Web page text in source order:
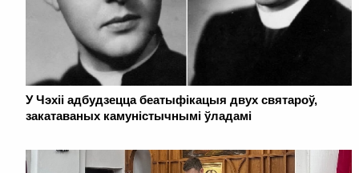
У Чэхіі адбудзецца беатыфікацыя двух святароў,
закатаваных камуністычнымі ўладамі